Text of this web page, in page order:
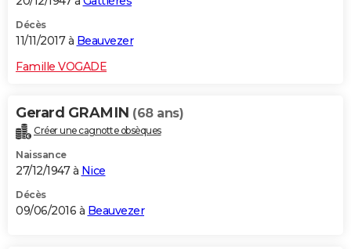
Décès
11/11/2017 à Beauvezer
Famille VOGADE
Gerard GRAMIN (68 ans)
Créer une cagnotte obsèques
Naissance
27/12/1947 à Nice
Décès
09/06/2016 à Beauvezer